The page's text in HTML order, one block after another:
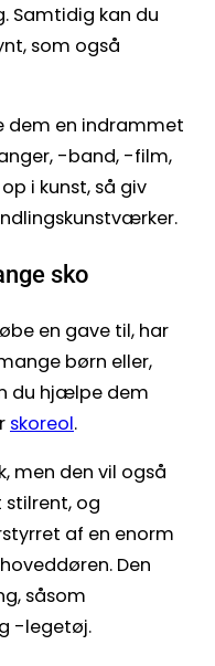
Samtidig kan du
som også
dem en indrammet
-band, -film,
i kunst, så giv
sko
en gave til, har
børn eller,
du hjælpe dem
skoreol.
men den vil også
og
af en enorm
Den
såsom
-legetøj.